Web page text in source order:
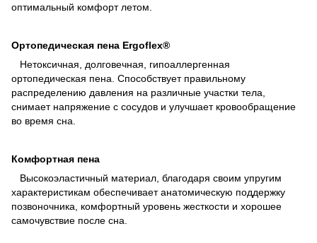
оптимальный комфорт летом.
Ортопедическая пена Ergoflex®
Нетоксичная, долговечная, гипоаллергенная
ортопедическая пена. Способствует правильному
распределению давления на различные участки тела,
снимает напряжение с сосудов и улучшает кровообращение
во время сна.
Комфортная пена
Высокоэластичный материал, благодаря своим упругим
характеристикам обеспечивает анатомическую поддержку
позвоночника, комфортный уровень жесткости и хорошее
самочувствие после сна.